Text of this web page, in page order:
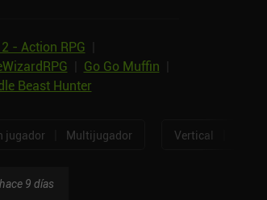
- Action RPG
Go Go Muffin
Beast Hunter
jugador Multijugador Vertical
hace 9 días